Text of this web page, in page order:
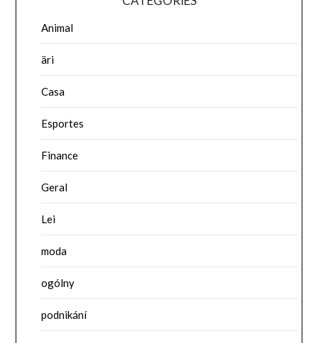
Animal
äri
Casa
Esportes
Finance
Geral
Lei
moda
ogólny
podnikání